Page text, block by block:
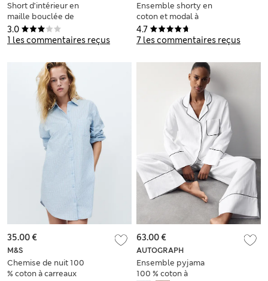
3.0
1 les commentaires reçus
Short d’intérieur en
maille bouclée de
coton
4.7
7 les commentaires reçus
Ensemble shorty en
coton et modal à
revers et petites
fleurs
M&S
Chemise de nuit 100
% coton à carreaux
35.00 €
AUTOGRAPH
Ensemble pyjama
100 % coton à
63.00 €